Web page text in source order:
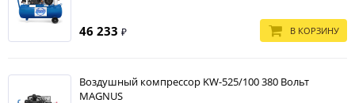
46 233 ₽ В КОРЗИНУ
Воздушный компрессор KW-525/100 380 Вольт
MAGNUS